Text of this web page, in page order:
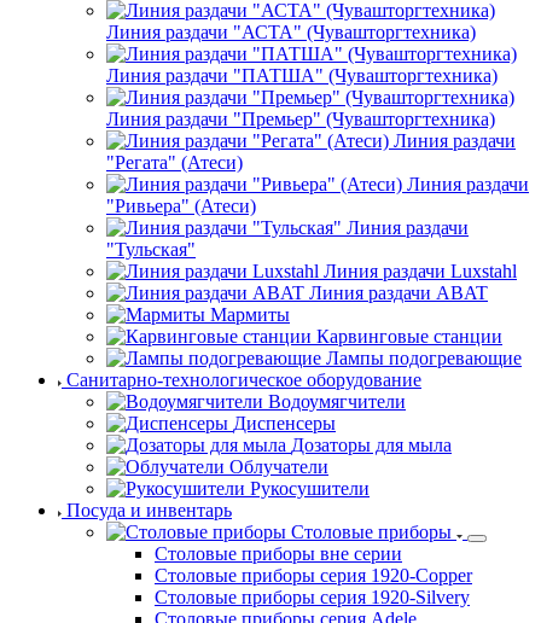
Линия раздачи "АСТА" (Чувашторгтехника)
Линия раздачи "ПАТША" (Чувашторгтехника)
Линия раздачи "Премьер" (Чувашторгтехника)
Линия раздачи
"Регата" (Атеси)
Линия раздачи
"Ривьера" (Атеси)
Линия раздачи
"Тульская"
Линия раздачи Luxstahl
Линия раздачи ABAT
Мармиты
Карвинговые станции
Лампы подогревающие
Санитарно-технологическое оборудование
Водоумягчители
Диспенсеры
Дозаторы для мыла
Облучатели
Рукосушители
Посуда и инвентарь
Столовые приборы
Столовые приборы вне серии
Столовые приборы серия 1920-Copper
Столовые приборы серия 1920-Silvery
Столовые приборы серия Adele